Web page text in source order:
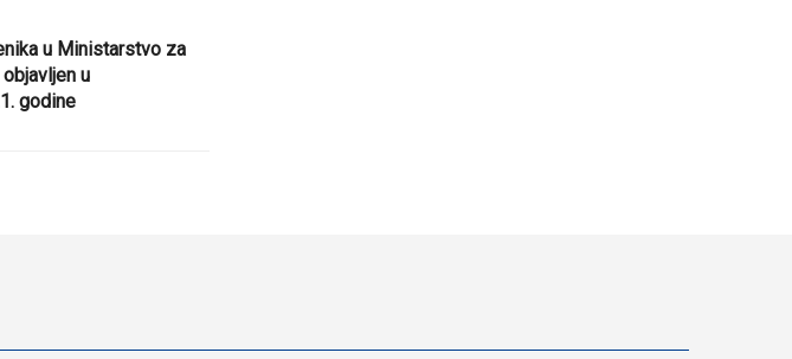
u Ministarstvo za
u
godine